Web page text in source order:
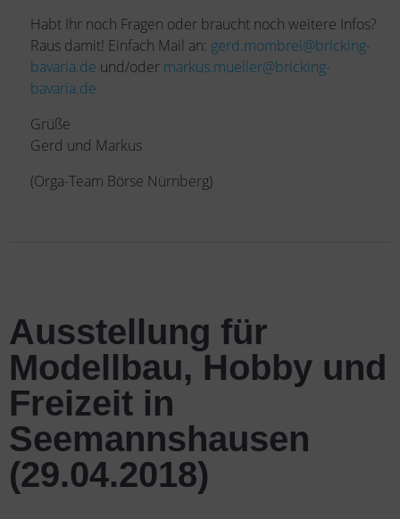
Habt Ihr noch Fragen oder braucht noch weitere Infos?
Raus damit! Einfach Mail an: gerd.mombrei@bricking-
bavaria.de und/oder markus.mueller@bricking-
bavaria.de
Grüße
Gerd und Markus
(Orga-Team Börse Nürnberg)
Ausstellung für
Modellbau, Hobby und
Freizeit in
Seemannshausen
(29.04.2018)